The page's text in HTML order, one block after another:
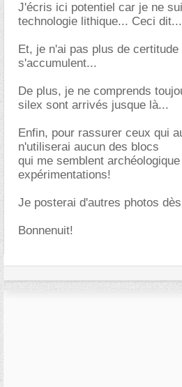
J'écris ici potentiel car je ne
technologie lithique... Ceci dit...
Et, je n'ai pas plus de
s'accumulent...
De plus, je ne comprends
silex sont arrivés jusque là...
Enfin, pour rassurer ceux qui
n'utiliserai aucun des blocs
qui me semblent
expérimentations!
Je posterai d'autres photos
Bonnenuit!